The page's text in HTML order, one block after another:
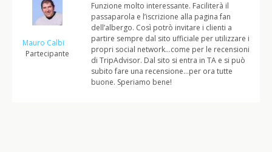
Mauro Calbi
Partecipante
Funzione molto interessante. Faciliterà il
passaparola e l’iscrizione alla pagina fan
dell’albergo. Così potrò invitare i clienti a
partire sempre dal sito ufficiale per utilizzare i
propri social network…come per le recensioni
di TripAdvisor. Dal sito si entra in TA e si può
subito fare una recensione…per ora tutte
buone. Speriamo bene!